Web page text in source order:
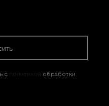
с политикой обработки